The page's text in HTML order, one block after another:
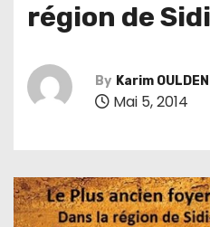
région de
By Karim
Mai 5, 2014